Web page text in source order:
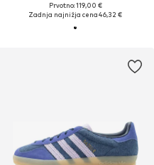
Prvotno: 119,00 €
Zadnja najnižja cena46,32 €